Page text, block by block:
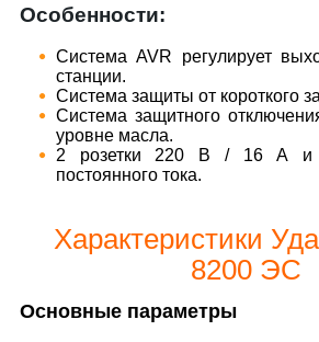
Особенности:
Система AVR регулирует
станции.
Система защиты от короткого
Система защитного
уровне масла.
2 розетки 220 В / 16 А и
постоянного тока.
Характеристики
8200 ЭС
Основные параметры